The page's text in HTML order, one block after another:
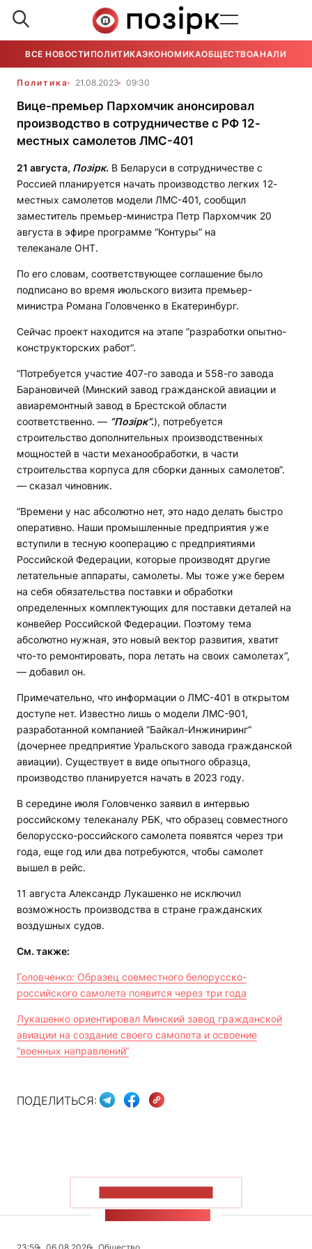
ВСЕ НОВОСТИ ПОЛИТИКАЭКОНОМИКАОБЩЕСТВОАНАЛИТИКА
Политика 21.08.2023 09:30
Вице-премьер Пархомчик анонсировал
производство в сотрудничестве с РФ 12-
местных самолетов ЛМС-401
21 августа, Позірк. В Беларуси в сотрудничестве с
Россией планируется начать производство легких 12-
местных самолетов модели ЛМС-401, сообщил
заместитель премьер-министра Петр Пархомчик 20
августа в эфире программе “Контуры“ на
телеканале ОНТ.
По его словам, соответствующее соглашение было
подписано во время июльского визита премьер-
министра Романа Головченко в Екатеринбург.
Сейчас проект находится на этапе “разработки опытно-
конструкторских работ“.
“Потребуется участие 407-го завода и 558-го завода
Барановичей (Минский завод гражданской авиации и
авиаремонтный завод в Брестской области
соответственно. — “Позірк“.), потребуется
строительство дополнительных производственных
мощностей в части механообработки, в части
строительства корпуса для сборки данных самолетов“.
— сказал чиновник.
“Времени у нас абсолютно нет, это надо делать быстро
оперативно. Наши промышленные предприятия уже
вступили в тесную кооперацию с предприятиями
Российской Федерации, которые производят другие
летательные аппараты, самолеты. Мы тоже уже берем
на себя обязательства поставки и обработки
определенных комплектующих для поставки деталей на
конвейер Российской Федерации. Поэтому тема
абсолютно нужная, это новый вектор развития, хватит
что-то ремонтировать, пора летать на своих самолетах“,
— добавил он.
Примечательно, что информации о ЛМС-401 в открытом
доступе нет. Известно лишь о модели ЛМС-901,
разработанной компанией “Байкал-Инжиниринг“
(дочернее предприятие Уральского завода гражданской
авиации). Существует в виде опытного образца,
производство планируется начать в 2023 году.
В середине июля Головченко заявил в интервью
российскому телеканалу РБК, что образец совместного
белорусско-российского самолета появятся через три
года, еще год или два потребуются, чтобы самолет
вышел в рейс.
11 августа Александр Лукашенко не исключил
возможность производства в стране гражданских
воздушных судов.
См. также:
Головченко: Образец совместного белорусско-
российского самолета появится через три года
Лукашенко ориентировал Минский завод гражданской
авиации на создание своего самолета и освоение
“военных направлений“
ПОДЕЛИТЬСЯ: